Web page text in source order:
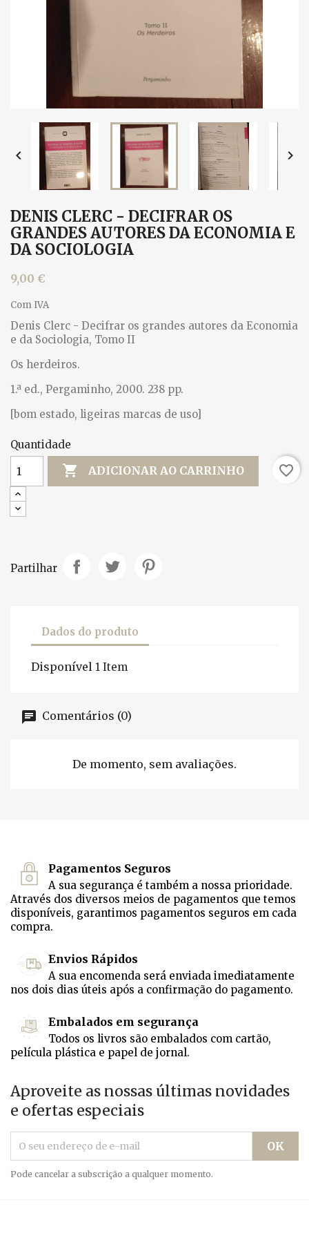
 
DENIS CLERC - DECIFRAR OS
GRANDES AUTORES DA ECONOMIA E
DA SOCIOLOGIA
9,00 €
Com IVA
Denis Clerc - Decifrar os grandes autores da Economia
e da Sociologia, Tomo II
Os herdeiros.
1.ª ed., Pergaminho, 2000. 238 pp.
[bom estado, ligeiras marcas de uso]
Quantidade
 ADICIONAR AO CARRINHO favorite_border
Partilhar
Dados do produto
Disponível 1 Item
Comentários (0)
De momento, sem avaliações.
Pagamentos Seguros
A sua segurança é também a nossa prioridade.
Através dos diversos meios de pagamentos que temos
disponíveis, garantimos pagamentos seguros em cada
compra.
Envios Rápidos
A sua encomenda será enviada imediatamente
nos dois dias úteis após a confirmação do pagamento.
Embalados em segurança
Todos os livros são embalados com cartão,
película plástica e papel de jornal.
Aproveite as nossas últimas novidades
e ofertas especiais
Pode cancelar a subscrição a qualquer momento.